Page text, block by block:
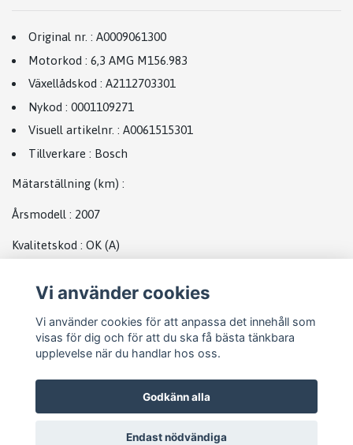
Original nr. : A0009061300
Motorkod : 6,3 AMG M156.983
Växellådskod : A2112703301
Nykod : 0001109271
Visuell artikelnr. : A0061515301
Tillverkare : Bosch
Mätarställning (km) :
Årsmodell : 2007
Kvalitetskod : OK (A)
Vi använder cookies
Vi använder cookies för att anpassa det innehåll som
visas för dig och för att du ska få bästa tänkbara
upplevelse när du handlar hos oss.
Godkänn alla
Endast nödvändiga